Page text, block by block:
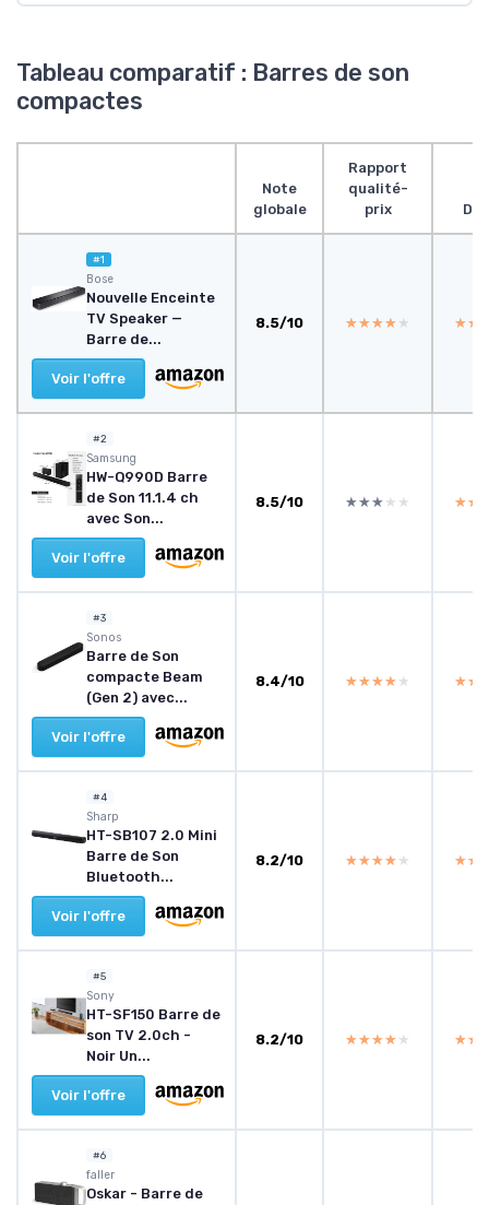
Tableau comparatif : Barres de son
compactes
Note
globale
Rapport
qualité-
prix
#1
Bose
Nouvelle Enceinte
TV Speaker —
Barre de...
Voir l'offre
8.5/10 ★★★★★
★★★★★
#2
Samsung
HW-Q990D Barre
de Son 11.1.4 ch
avec Son...
Voir l'offre
8.5/10 ★★★★★
★★★★★
#3
Sonos
Barre de Son
compacte Beam
(Gen 2) avec...
Voir l'offre
8.4/10 ★★★★★
★★★★★
#4
Sharp
HT-SB107 2.0 Mini
Barre de Son
Bluetooth...
Voir l'offre
8.2/10 ★★★★★
★★★★★
#5
Sony
HT-SF150 Barre de
son TV 2.0ch -
Noir Un...
Voir l'offre
8.2/10 ★★★★★
★★★★★
#6
faller
Oskar - Barre de